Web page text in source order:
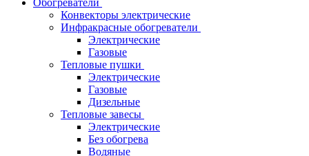
Обогреватели
Конвекторы электрические
Инфракрасные обогреватели
Электрические
Газовые
Тепловые пушки
Электрические
Газовые
Дизельные
Тепловые завесы
Электрические
Без обогрева
Водяные